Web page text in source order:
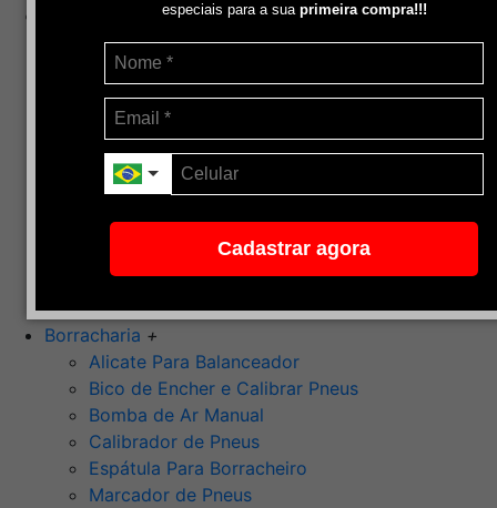
especiais para a sua primeira compra!!!
Cadastrar agora
Disco de Corte
Disco de Corte e Desbaste-Dupla Aplicação
Disco de Desbaste
Escovas de Aço
Escovas de Latão
Lixas
Pasta Para Assentar Válvula
Pedra de Afiar
Ponta Montada (Oxido de Alumínio)
Rebolos
Borracharia +
Alicate Para Balanceador
Bico de Encher e Calibrar Pneus
Bomba de Ar Manual
Calibrador de Pneus
Espátula Para Borracheiro
Marcador de Pneus